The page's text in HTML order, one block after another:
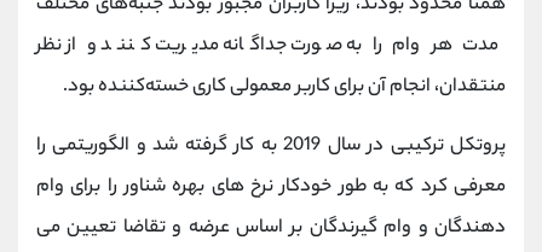
مدت هر وام را به صورت جداگانه مدیریت کنند و از نظر
منتقدان، انجام آن برای کاربر معمولی کاری خسته‌کننده بود.
پروتکل ترکیبی در سال 2019 به کار گرفته شد و الگوریتمی را
معرفی کرد که به طور خودکار نرخ های بهره شناور را برای وام
دهندگان و وام گیرندگان بر اساس عرضه و تقاضا تعیین می